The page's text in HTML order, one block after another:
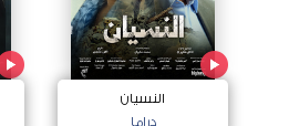
النسيان